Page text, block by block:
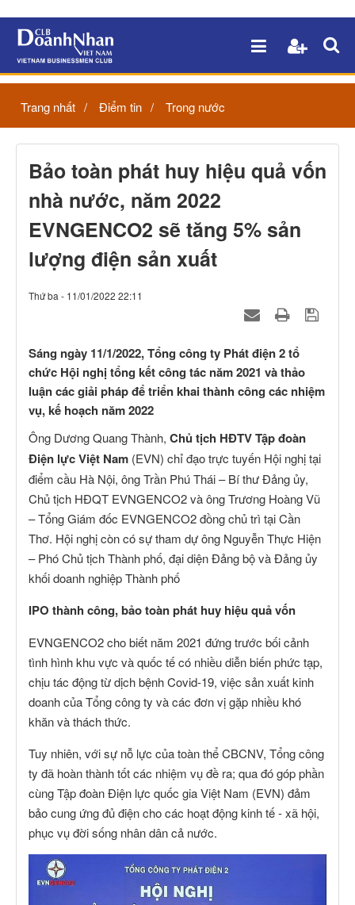
Trang nhất Điểm tin Trong nước
Bảo toàn phát huy hiệu quả vốn
nhà nước, năm 2022
EVNGENCO2 sẽ tăng 5% sản
lượng điện sản xuất
Thứ ba - 11/01/2022 22:11
Sáng ngày 11/1/2022, Tổng công ty Phát điện 2 tổ
chức Hội nghị tổng kết công tác năm 2021 và thảo
luận các giải pháp để triển khai thành công các nhiệm
vụ, kế hoạch năm 2022
Ông Dương Quang Thành, Chủ tịch HĐTV Tập đoàn
Điện lực Việt Nam (EVN) chỉ đạo trực tuyến Hội nghị tại
điểm cầu Hà Nội, ông Trần Phú Thái – Bí thư Đảng ủy,
Chủ tịch HĐQT EVNGENCO2 và ông Trương Hoàng Vũ
– Tổng Giám đốc EVNGENCO2 đồng chủ trì tại Cần
Thơ. Hội nghị còn có sự tham dự ông Nguyễn Thực Hiện
– Phó Chủ tịch Thành phố, đại diện Đảng bộ và Đảng ủy
khối doanh nghiệp Thành phố
IPO thành công, bảo toàn phát huy hiệu quả vốn
EVNGENCO2 cho biết năm 2021 đứng trước bối cảnh
tình hình khu vực và quốc tế có nhiều diễn biến phức tạp,
chịu tác động từ dịch bệnh Covid-19, việc sản xuất kinh
doanh của Tổng công ty và các đơn vị gặp nhiều khó
khăn và thách thức.
Tuy nhiên, với sự nỗ lực của toàn thể CBCNV, Tổng công
ty đã hoàn thành tốt các nhiệm vụ đề ra; qua đó góp phần
cùng Tập đoàn Điện lực quốc gia Việt Nam (EVN) đảm
bảo cung ứng đủ điện cho các hoạt động kinh tế - xã hội,
phục vụ đời sống nhân dân cả nước.